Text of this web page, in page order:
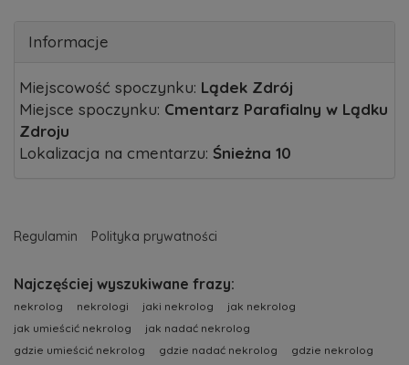
Informacje
Miejscowość spoczynku: Lądek Zdrój
Miejsce spoczynku: Cmentarz Parafialny w Lądku
Zdroju
Lokalizacja na cmentarzu: Śnieżna 10
Regulamin Polityka prywatności
Najczęściej wyszukiwane frazy:
nekrolog nekrologi jaki nekrolog
jak nekrolog
jak umieścić nekrolog
jak nadać nekrolog
gdzie umieścić nekrolog
gdzie nadać nekrolog
gdzie nekrolog